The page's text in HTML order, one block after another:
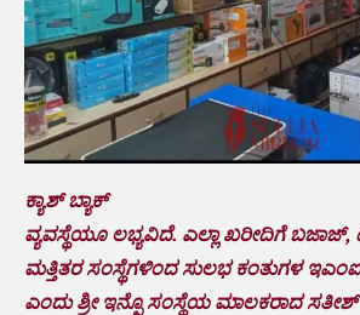
ಕ್ಯಾಶ್ ಬ್ಯಾಕ್
ವ್ಯವಸ್ಥೆಯೂ ಲಭ್ಯವಿದೆ. ಎಲ್ಲಾ ಖರೀದಿಗೆ
ಮತ್ತಿತರ ಸಂಸ್ಥೆಗಳಿಂದ ಸುಲಭ ಕಂತುಗಳ
ಎಂದು ಶ್ರೀ ಇನ್ಫೊ ಸಂಸ್ಥೆಯ ಮಾಲಕರಾದ ಸತೀಶ್